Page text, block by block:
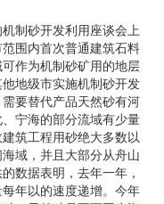
制砂开发利用座谈会上
围内首次普通建筑石料
可作为机制砂矿用的地层
地级市实施机制砂开发
要替代产品天然砂有河
宁海的部分流域有少量
筑工程用砂绝大多数以
域，并且大部分从舟山
数据表明，去年一年，
年以的速度递增。今年